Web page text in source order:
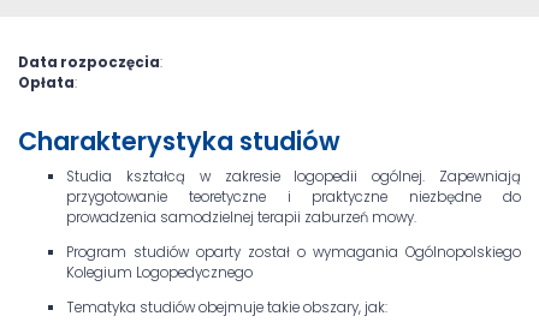
Data rozpoczęcia:
Opłata:
Charakterystyka studiów
Studia kształcą w zakresie logopedii ogólnej. Zapewniają
przygotowanie teoretyczne i praktyczne niezbędne do
prowadzenia samodzielnej terapii zaburzeń mowy.
Program studiów oparty został o wymagania Ogólnopolskiego
Kolegium Logopedycznego
Tematyka studiów obejmuje takie obszary, jak: